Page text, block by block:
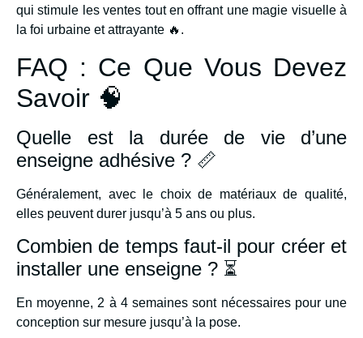
qui stimule les ventes tout en offrant une magie visuelle à
la foi urbaine et attrayante 🔥.
FAQ : Ce Que Vous Devez
Savoir 🧠
Quelle est la durée de vie d’une
enseigne adhésive ? 📏
Généralement, avec le choix de matériaux de qualité,
elles peuvent durer jusqu’à 5 ans ou plus.
Combien de temps faut-il pour créer et
installer une enseigne ? ⏳
En moyenne, 2 à 4 semaines sont nécessaires pour une
conception sur mesure jusqu’à la pose.